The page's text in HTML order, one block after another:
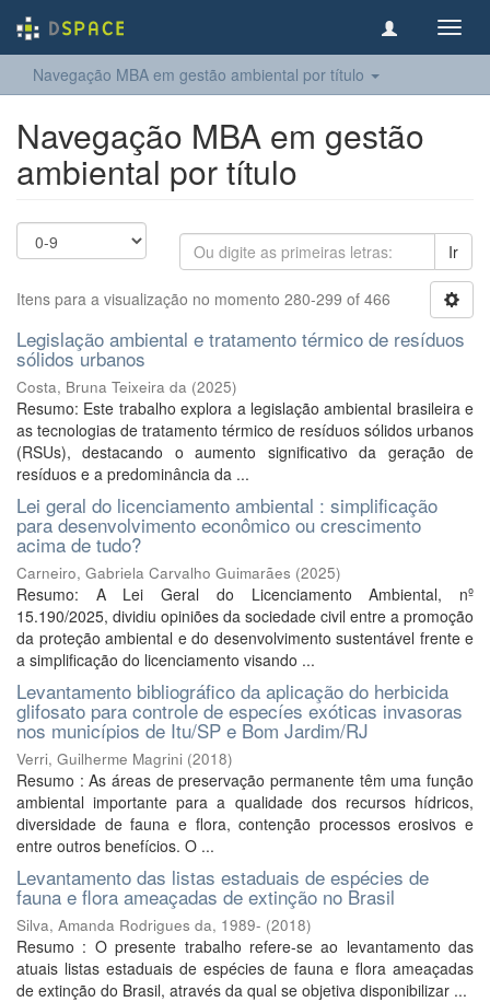
Navegação MBA em gestão ambiental por título
Navegação MBA em gestão
ambiental por título
Ir
Itens para a visualização no momento 280-299 of 466
Legislação ambiental e tratamento térmico de resíduos
sólidos urbanos
Costa, Bruna Teixeira da (2025)
Resumo: Este trabalho explora a legislação ambiental brasileira e
as tecnologias de tratamento térmico de resíduos sólidos urbanos
(RSUs), destacando o aumento significativo da geração de
resíduos e a predominância da ...
Lei geral do licenciamento ambiental : simplificação
para desenvolvimento econômico ou crescimento
acima de tudo?
Carneiro, Gabriela Carvalho Guimarães (2025)
Resumo: A Lei Geral do Licenciamento Ambiental, nº
15.190/2025, dividiu opiniões da sociedade civil entre a promoção
da proteção ambiental e do desenvolvimento sustentável frente e
a simplificação do licenciamento visando ...
Levantamento bibliográfico da aplicação do herbicida
glifosato para controle de especíes exóticas invasoras
nos municípios de Itu/SP e Bom Jardim/RJ
Verri, Guilherme Magrini (2018)
Resumo : As áreas de preservação permanente têm uma função
ambiental importante para a qualidade dos recursos hídricos,
diversidade de fauna e flora, contenção processos erosivos e
entre outros benefícios. O ...
Levantamento das listas estaduais de espécies de
fauna e flora ameaçadas de extinção no Brasil
Silva, Amanda Rodrigues da, 1989- (2018)
Resumo : O presente trabalho refere-se ao levantamento das
atuais listas estaduais de espécies de fauna e flora ameaçadas
de extinção do Brasil, através da qual se objetiva disponibilizar ...